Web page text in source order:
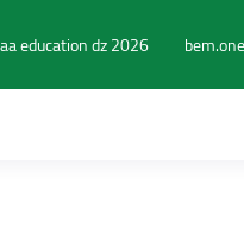
education dz 2026